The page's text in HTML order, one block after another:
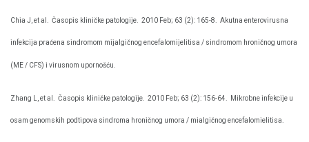
Chia J, et al. Časopis kliničke patologije. 2010 Feb; 63 (2): 165-8. Akutna enterovirusna
infekcija praćena sindromom mijalgičnog encefalomijelitisa / sindromom hroničnog umora
(ME / CFS) i virusnom upornošću.
Zhang L, et al. Časopis kliničke patologije. 2010 Feb; 63 (2): 156-64. Mikrobne infekcije u
osam genomskih podtipova sindroma hroničnog umora / mialgičnog encefalomielitisa.